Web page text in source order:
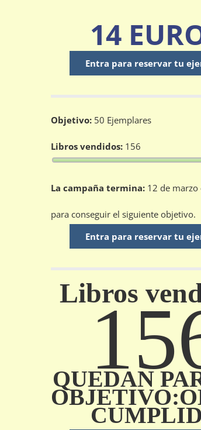
14
Entra para reservar tu
Objetivo: 50 Ejemplares
Libros vendidos: 156
La campaña termina: 12 de marzo
para conseguir el siguiente objetivo.
Entra para reservar tu
Libros
QUEDAN